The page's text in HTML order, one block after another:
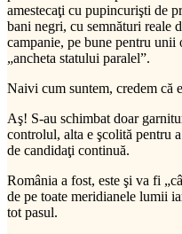
amestecaţi cu pupincurişti de
bani negri, cu semnături reale
campanie, pe bune pentru
„ancheta statului paralel”.
Naivi cum suntem, credem că
Aş! S-au schimbat doar
controlul, alta e şcolită pentru
de candidaţi continuă.
România a fost, este şi va fi
de pe toate meridianele lumii
tot pasul.